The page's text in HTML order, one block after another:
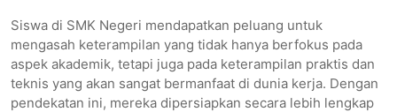
Siswa di SMK Negeri mendapatkan peluang untuk
mengasah keterampilan yang tidak hanya berfokus pada
aspek akademik, tetapi juga pada keterampilan praktis dan
teknis yang akan sangat bermanfaat di dunia kerja. Dengan
pendekatan ini, mereka dipersiapkan secara lebih lengkap